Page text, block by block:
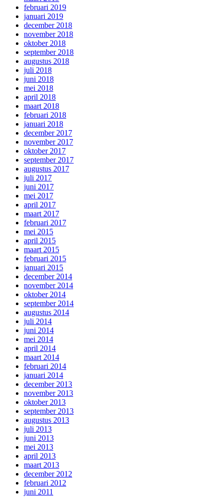
februari 2019
januari 2019
december 2018
november 2018
oktober 2018
september 2018
augustus 2018
juli 2018
juni 2018
mei 2018
april 2018
maart 2018
februari 2018
januari 2018
december 2017
november 2017
oktober 2017
september 2017
augustus 2017
juli 2017
juni 2017
mei 2017
april 2017
maart 2017
februari 2017
mei 2015
april 2015
maart 2015
februari 2015
januari 2015
december 2014
november 2014
oktober 2014
september 2014
augustus 2014
juli 2014
juni 2014
mei 2014
april 2014
maart 2014
februari 2014
januari 2014
december 2013
november 2013
oktober 2013
september 2013
augustus 2013
juli 2013
juni 2013
mei 2013
april 2013
maart 2013
december 2012
februari 2012
juni 2011